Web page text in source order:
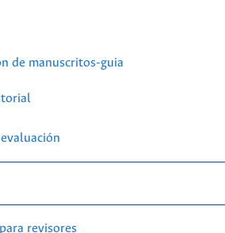
de manuscritos-guia
revisores